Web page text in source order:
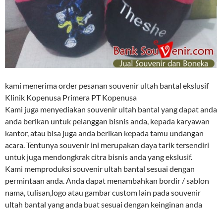
kami menerima order pesanan souvenir ultah bantal ekslusif
Klinik Kopenusa Primera PT Kopenusa
Kami juga menyediakan souvenir ultah bantal yang dapat anda
anda berikan untuk pelanggan bisnis anda, kepada karyawan
kantor, atau bisa juga anda berikan kepada tamu undangan
acara. Tentunya souvenir ini merupakan daya tarik tersendiri
untuk juga mendongkrak citra bisnis anda yang ekslusif.
Kami memproduksi souvenir ultah bantal sesuai dengan
permintaan anda. Anda dapat menambahkan bordir / sablon
nama, tulisan,logo atau gambar custom lain pada souvenir
ultah bantal yang anda buat sesuai dengan keinginan anda